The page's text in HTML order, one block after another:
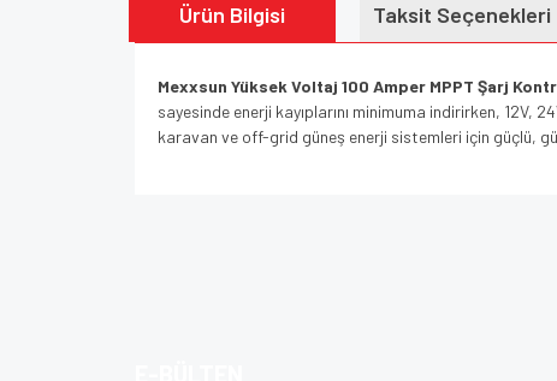
Ürün Bilgisi Taksit Seçenekleri
Mexxsun Yüksek Voltaj 100 Amper MPPT Şarj
sayesinde enerji kayıplarını minimuma indirirken, 12V,
karavan ve off-grid güneş enerji sistemleri için güçlü,